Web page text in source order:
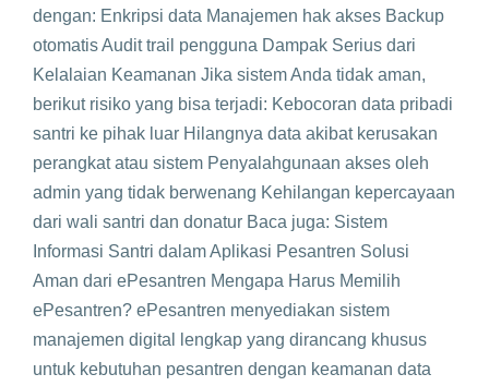
dengan: Enkripsi data Manajemen hak akses Backup
otomatis Audit trail pengguna Dampak Serius dari
Kelalaian Keamanan Jika sistem Anda tidak aman,
berikut risiko yang bisa terjadi: Kebocoran data pribadi
santri ke pihak luar Hilangnya data akibat kerusakan
perangkat atau sistem Penyalahgunaan akses oleh
admin yang tidak berwenang Kehilangan kepercayaan
dari wali santri dan donatur Baca juga: Sistem
Informasi Santri dalam Aplikasi Pesantren Solusi
Aman dari ePesantren Mengapa Harus Memilih
ePesantren? ePesantren menyediakan sistem
manajemen digital lengkap yang dirancang khusus
untuk kebutuhan pesantren dengan keamanan data